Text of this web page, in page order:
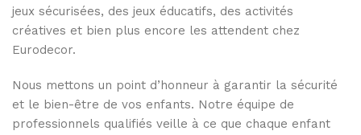
jeux sécurisées, des jeux éducatifs, des activités
créatives et bien plus encore les attendent chez
Eurodecor.
Nous mettons un point d’honneur à garantir la sécurité
et le bien-être de vos enfants. Notre équipe de
professionnels qualifiés veille à ce que chaque enfant